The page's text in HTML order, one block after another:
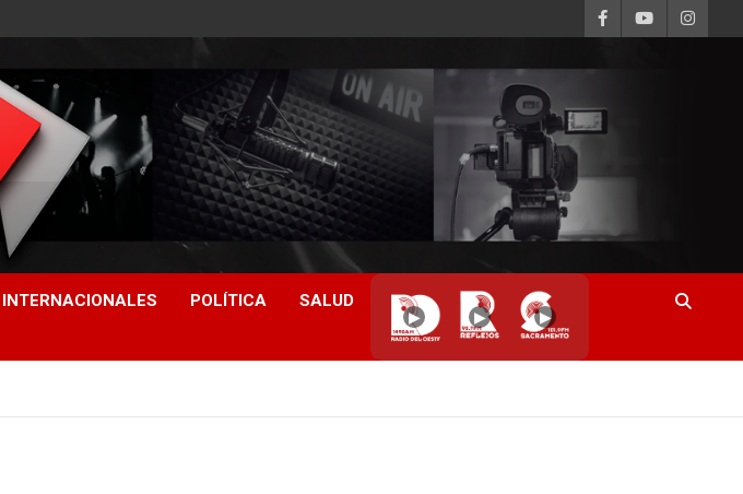
INTERNACIONALES POLÍTICA SALUD
▶ ▶ ▶